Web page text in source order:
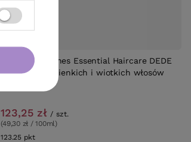
Odżywka Davines Essential Haircare DEDE
delikatna do cienkich i wiotkich włosów
123,25 zł / szt.
(49,30 zł / 100ml)
123.25 pktpunktów